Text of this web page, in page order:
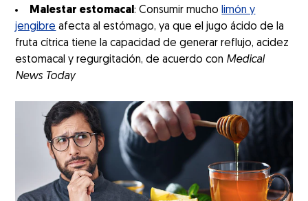
Malestar estomacal: Consumir mucholimón y
jengibre afecta al estómago, ya que el jugo ácido de la
fruta cítrica tiene la capacidad de generar reflujo, acidez
estomacal y regurgitación, de acuerdo con Medical
News Today